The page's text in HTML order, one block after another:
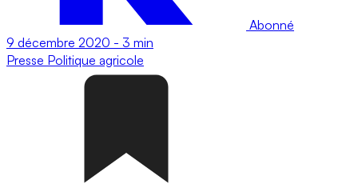
Abonné
9 décembre 2020 - 3 min
Presse Politique agricole